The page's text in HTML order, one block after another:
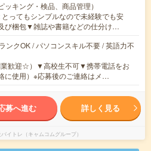
ッキング・検品、商品管理）
ってもシンプルなので未経験でも安
び梱包▼雑誌や書籍などの仕分け…
ンクOK / パソコンスキル不要 / 英語力不
歓迎☆）▼高校生不可▼携帯電話をお
に使用）※応募後のご連絡はメ…
募へ進む 詳しく見る
イトレ（キャムコムグループ）